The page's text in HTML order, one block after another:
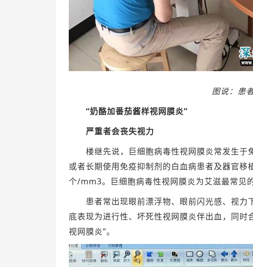
图说：患
“奶酪加番茄酱样视网膜炎”
严重者会丧失视力
楼继先说，巨细胞病毒性视网膜炎常发生于
或者长期使用免疫抑制剂的白血病患者及器官
个/mm3。巨细胞病毒性视网膜炎为艾滋最常见
患者常出现眼前漂浮物、眼前闪光感、视力
底表现为进行性、坏死性视网膜炎伴出血，同
视网膜炎”。